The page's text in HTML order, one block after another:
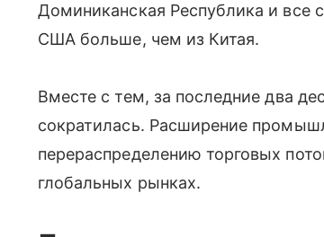
Доминиканская Республика и все
США больше, чем из Китая.
Вместе с тем, за последние два
сократилась. Расширение
перераспределению торговых
глобальных рынках.